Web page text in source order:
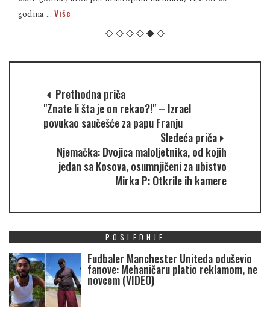
godina ... Više
Prethodna priča
"Znate li šta je on rekao?!" – Izrael
povukao saučešće za papu Franju
Sledeća priča
Njemačka: Dvojica maloljetnika, od kojih
jedan sa Kosova, osumnjičeni za ubistvo
Mirka P: Otkrile ih kamere
POSLEDNJE
Fudbaler Manchester Uniteda oduševio
fanove: Mehaničaru platio reklamom, ne
novcem (VIDEO)